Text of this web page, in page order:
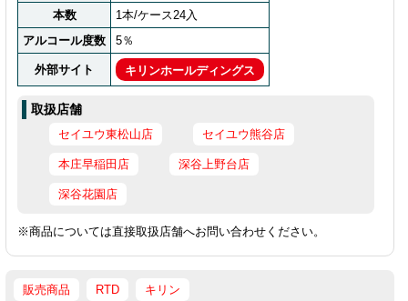
本数
1本/ケース24入
アルコール度数
5％
外部サイト キリンホールディングス
取扱店舗
セイユウ東松山店 セイユウ熊谷店
本庄早稲田店 深谷上野台店
深谷花園店
※商品については直接取扱店舗へお問い合わせください。
販売商品 RTD キリン